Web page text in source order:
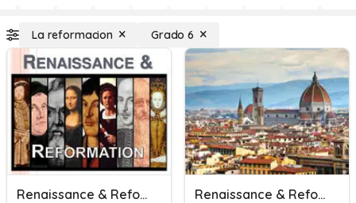
La reformacion Grado 6
Renaissance & Reformation Renaissance & Reformation